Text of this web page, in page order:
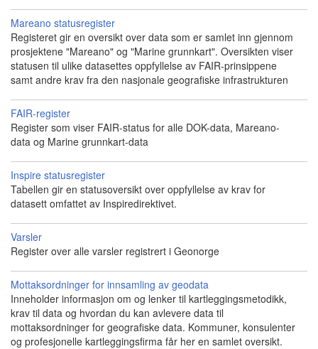
Mareano statusregister
Registeret gir en oversikt over data som er samlet inn gjennom
prosjektene "Mareano" og "Marine grunnkart". Oversikten viser
statusen til ulike datasettes oppfyllelse av FAIR-prinsippene
samt andre krav fra den nasjonale geografiske infrastrukturen
FAIR-register
Register som viser FAIR-status for alle DOK-data, Mareano-
data og Marine grunnkart-data
Inspire statusregister
Tabellen gir en statusoversikt over oppfyllelse av krav for
datasett omfattet av Inspiredirektivet.
Varsler
Register over alle varsler registrert i Geonorge
Mottaksordninger for innsamling av geodata
Inneholder informasjon om og lenker til kartleggingsmetodikk,
krav til data og hvordan du kan avlevere data til
mottaksordninger for geografiske data. Kommuner, konsulenter
og profesjonelle kartleggingsfirma får her en samlet oversikt.